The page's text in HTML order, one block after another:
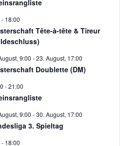
- 18:00
Tête-à-tête & Tireur
9:00 -23. August, 17:00
Doublette (DM)
-21:00
9:00 -30. August, 17:00
3. Spieltag
- 18:00